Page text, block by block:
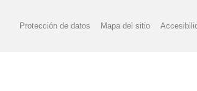
Protección de datos Mapa del sitio